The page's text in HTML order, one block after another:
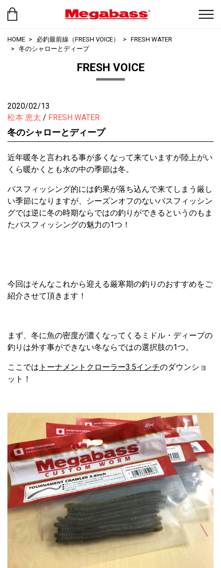
HOME 必釣最前線（FRESH VOICE）
FRESH WATER
冬のシャローとディープ
FRESH VOICE
2020/02/13
松本 恵太
FRESH WATER
冬のシャローとディープ
近年暖冬と言われる事が多くなって来ていますが陸上がい
くら暖かくとも水の中の季節は冬。
バスフィッシング的には釣果が落ち込んで来てしまう厳し
い季節になりますが、シーズンオフのないバスフィッシン
グでは逆に冬の時期ならではの釣りができるというのもま
たバスフィッシングの魅力の1つ！
今回はそんなこれから迎える厳寒期の釣りのおすすめをご
紹介させて頂きます！
まず、冬に魚の密度が濃くなってくるミドル・ディープの
釣りは外す事ができない冬ならではの選択肢の1つ。
ここでは トーナメントクローラー3.5インチのダウンショ
ット！